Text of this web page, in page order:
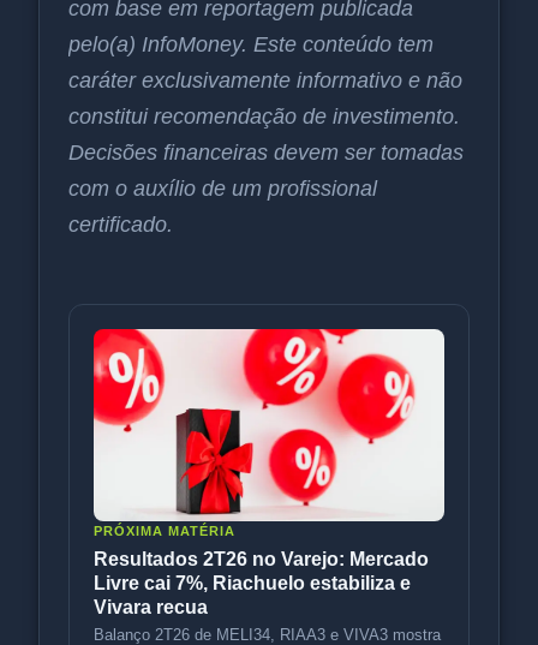
com base em reportagem publicada
pelo(a) InfoMoney. Este conteúdo tem
caráter exclusivamente informativo e não
constitui recomendação de investimento.
Decisões financeiras devem ser tomadas
com o auxílio de um profissional
certificado.
PRÓXIMA MATÉRIA
Resultados 2T26 no Varejo: Mercado
Livre cai 7%, Riachuelo estabiliza e
Vivara recua
Balanço 2T26 de MELI34, RIAA3 e VIVA3 mostra